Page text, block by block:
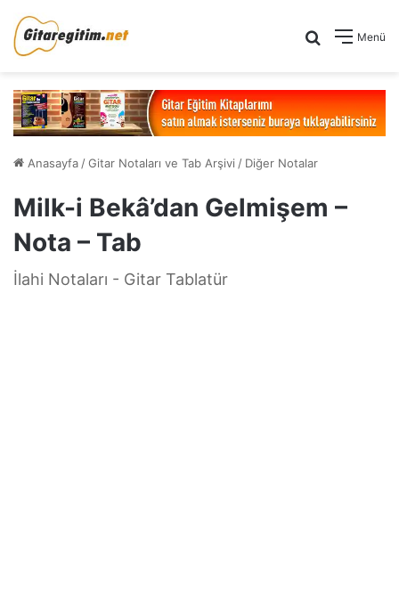
Menü
Arama yap
Anasayfa /Gitar Notaları ve Tab Arşivi / Diğer Notalar
Milk-i Bekâ’dan Gelmişem –
Nota – Tab
İlahi Notaları - Gitar Tablatür